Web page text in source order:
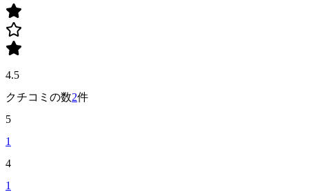
4.5
クチコミの数2件
5
1
4
1